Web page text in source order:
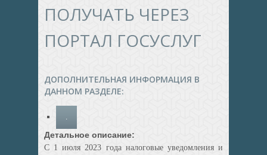
ПОЛУЧАТЬ ЧЕРЕЗ
ПОРТАЛ ГОСУСЛУГ
ДОПОЛНИТЕЛЬНАЯ ИНФОРМАЦИЯ В
ДАННОМ РАЗДЕЛЕ:
.
Детальное описание:
С 1 июля 2023 года налоговые уведомления и